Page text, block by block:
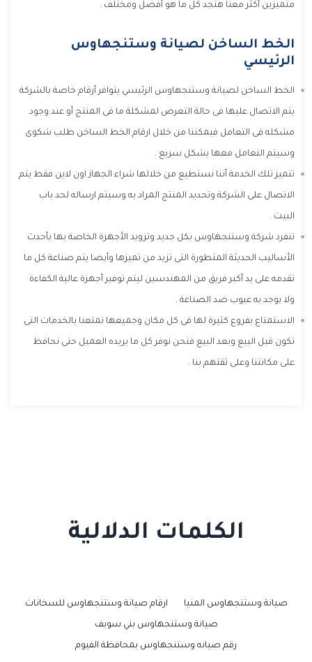
متميزين أكثر معنا هتجد كل ما هو أفضل ومختلف .
الخط الساخن لصيانة وستنجهاوس
الرئيسي
الخط الساخن لصيانة وستنجهاوس الرئيسي يتوافر أرقام خاصة بالشركة
يتم الاتصال عليها فى حالة التعرض لمشكلة ما فى المنتج أو عند وجود
مشكله فى التعامل فيمكننا من خلال ارقام الخط الساخن طلب شكوى
وسيتم التعامل معها بشكل سريع .
تتميز تلك الخدمة أننا نستطيع من خلالها شراء الجهاز اون لاين فقط يتم
الاتصال على الشركة وتحديد المنتج المراد به وسيتم ارساله لحد باب
البيت .
تنفرد شركة وستنجهاوس بكل جديد وتزويد الأجهزة الخاصة بها بأحدث
الأساليب الحديثة المتطورة التى تزيد من تميزها وأيضا يتم صناعة كل ما
تقدمه على يد أكبر فريق من المهندسين ليتم توفير أجهزة عالية الكفاءة
ولا يوجد به عيوب ضد الصناعة .
الاستمتاع بفروع كثيرة لها فى كل مكان وجميعها تمتعنا بالخدمات التى
تكون قبل البيع وبعد البيع فنحن نوفر كل ما يريده العميل حتى نحافظ
على مكانتنا وعلى ثقتهم بنا .
الكلمات الدلالية
صيانة وستنجهاوس المنيا ارقام صيانة وستنجهاوس للسخانات
صيانة وستنجهاوس بني سويف
رقم صيانه وستنجهاوس بمحافظة الفيوم